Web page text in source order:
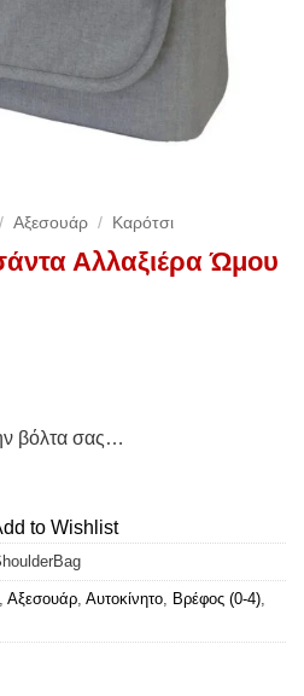
/ Αξεσουάρ / Καρότσι
Αλλαξιέρα Ώμου
βόλτα σας…
to Wishlist
, Αξεσουάρ, Αυτοκίνητο, Βρέφος (0-4),